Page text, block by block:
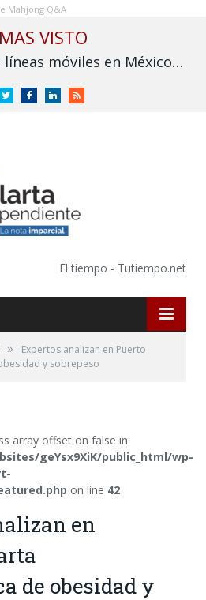
Mahjong Q&A
VISTO
Más de la mitad de líneas móviles en México aún no se vinculan a la CURP
TwitterFacebookLinkedInRSS
El tiempo - Tutiempo.net
»
Expertos analizan en Puerto
y sobrepeso
array offset on false in
geYsx9XiK/public_html/wp-
on line 42
en
de obesidad y